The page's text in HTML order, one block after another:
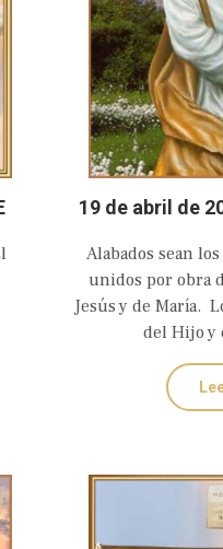
19 de abril de
AMANTE
Alabados sean
unidos por obra
Jesús y de María.
del Hijo y